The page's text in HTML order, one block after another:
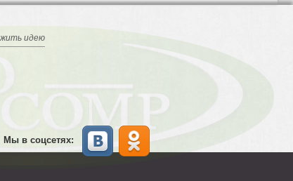
идею
Мы в соцсетях: